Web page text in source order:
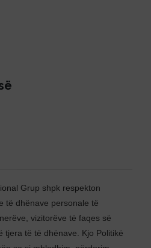
Grup shpk respekton
të dhënave personale të
vizitorëve të faqes së
tjera të të dhënave. Kjo Politikë